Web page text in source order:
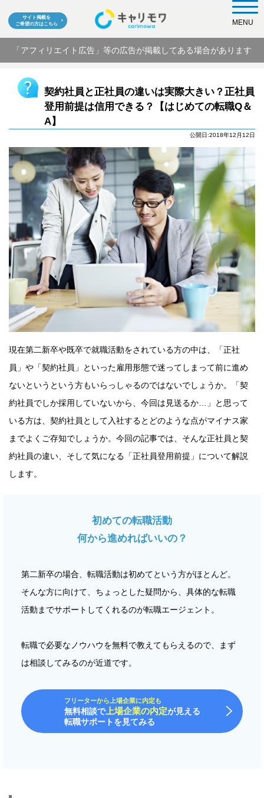
サイト掲載を
ご希望の方はこちら
「アフィリエイト広告」等の広告が掲載してある場合があります
MENU
契約社員と正社員の違いは実際大きい？正社員
登用前提は信用できる？【はじめての転職Q＆
A】
公開日:2018年12月12日
現在第二新卒や既卒で就職活動をされている方の中は、「正社
員」や「契約社員」といった雇用形態で迷ってしまって前に進め
ないというという方もいらっしゃるのではないでしょうか。「契
約社員でしか採用していないから、今回は見送るか…」と思って
いる方は、契約社員として入社するとどのような点がマイナス家
までよくご存知でしょうか。今回の記事では、そんな正社員と契
約社員の違い、そして気になる「正社員登用前提」について解説
します。
初めての転職活動
何から進めればいいの？
第二新卒の場合、転職活動は初めてという方がほとんど。
そんな方に向けて、ちょっとした疑問から、具体的な転職
活動までサポートしてくれるのが転職エージェント。
転職で必要なノウハウを無料で教えてもらえるので、まず
は相談してみるのが近道です。
フリーターから上場企業に内定も
無料相談で上場企業の内定が見える
転職サポートを見てみる